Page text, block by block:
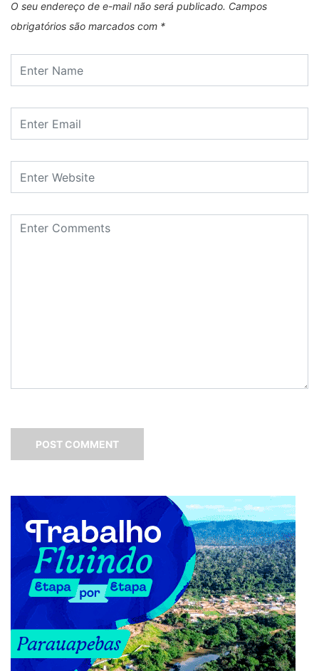
O seu endereço de e-mail não será publicado. Campos
obrigatórios são marcados com *